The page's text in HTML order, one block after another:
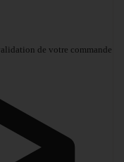
de votre commande